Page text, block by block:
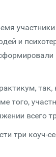
и
того,
всего
три коуч-